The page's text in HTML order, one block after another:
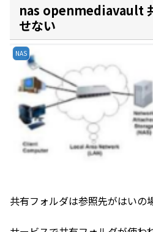
nas openmediavault
せない
NAS
共有フォルダは参照先がはいの